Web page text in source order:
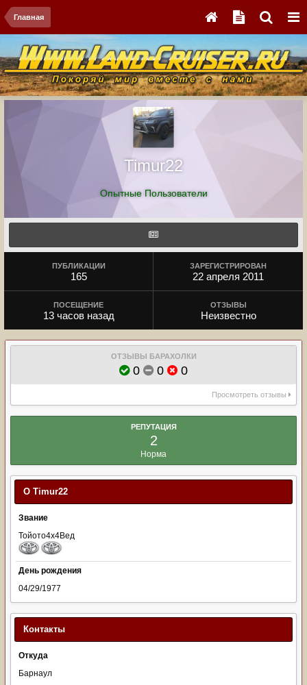
Главная
Timur22
Опытные Пользователи
ПУБЛИКАЦИИ
165
ЗАРЕГИСТРИРОВАН
22 апреля 2011
ПОСЕЩЕНИЕ
13 часов назад
ОТЗЫВЫ
Неизвестно
ОТЗЫВЫ БАРАХОЛКИ
0 0 0
Просмотреть отзывы
РЕПУТАЦИЯ
2
Норма
О Timur22
Звание
Тойото4х4Вед
День рождения
04/29/1977
Контакты
Откуда
Барнаул